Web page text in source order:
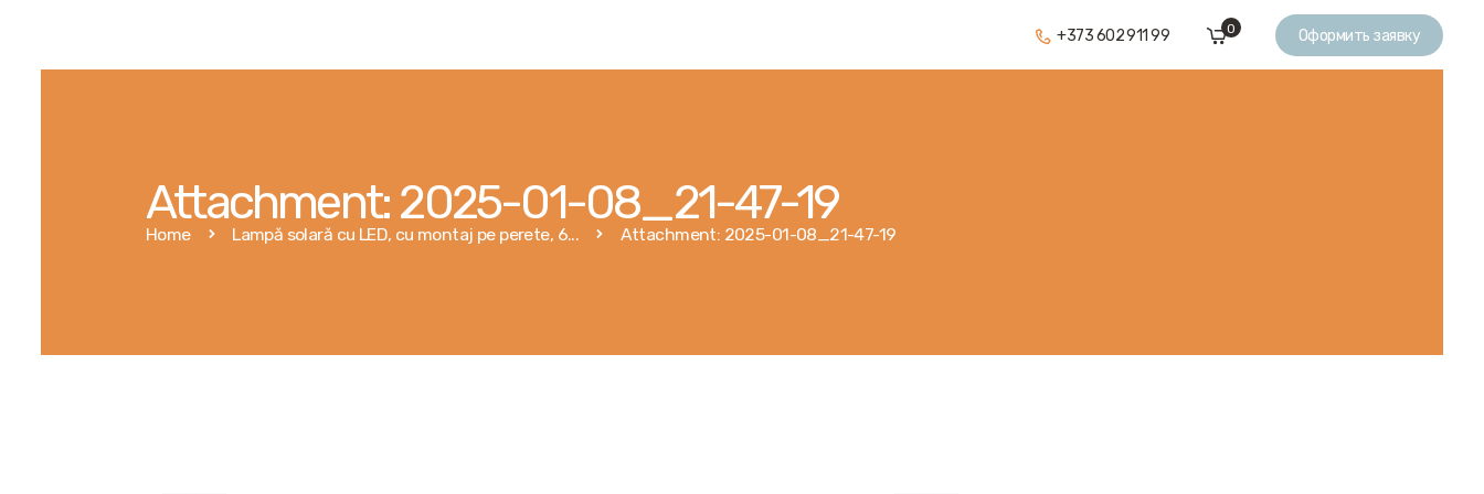
+373 602 911 99 0 Оформить заявку
Attachment: 2025-01-08_21-47-19
Home Lampă solară cu LED, cu montaj pe perete, 6... Attachment: 2025-01-08_21-47-19
Услуги
Публикации
Контакты
Русский